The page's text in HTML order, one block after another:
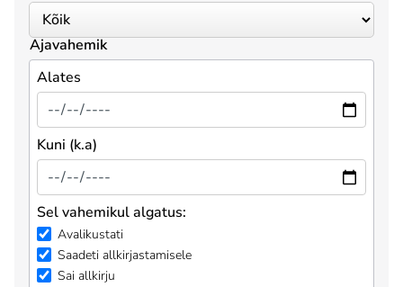
Ajavahemik
Alates
Kuni (k.a)
Sel vahemikul algatus:
Avalikustati
Saadeti allkirjastamisele
Sai allkirju